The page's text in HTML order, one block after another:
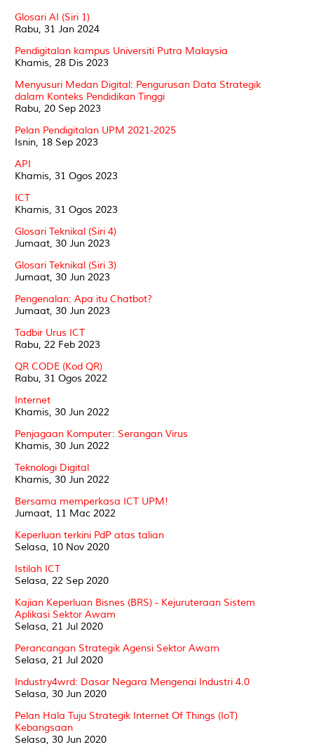
Glosari AI (Siri 1)
Rabu, 31 Jan 2024
Pendigitalan kampus Universiti Putra Malaysia
Khamis, 28 Dis 2023
Menyusuri Medan Digital: Pengurusan Data Strategik
dalam Konteks Pendidikan Tinggi
Rabu, 20 Sep 2023
Pelan Pendigitalan UPM 2021-2025
Isnin, 18 Sep 2023
API
Khamis, 31 Ogos 2023
ICT
Khamis, 31 Ogos 2023
Glosari Teknikal (Siri 4)
Jumaat, 30 Jun 2023
Glosari Teknikal (Siri 3)
Jumaat, 30 Jun 2023
Pengenalan: Apa itu Chatbot?
Jumaat, 30 Jun 2023
Tadbir Urus ICT
Rabu, 22 Feb 2023
QR CODE (Kod QR)
Rabu, 31 Ogos 2022
Internet
Khamis, 30 Jun 2022
Penjagaan Komputer: Serangan Virus
Khamis, 30 Jun 2022
Teknologi Digital
Khamis, 30 Jun 2022
Bersama memperkasa ICT UPM!
Jumaat, 11 Mac 2022
Keperluan terkini PdP atas talian
Selasa, 10 Nov 2020
Istilah ICT
Selasa, 22 Sep 2020
Kajian Keperluan Bisnes (BRS) - Kejuruteraan Sistem
Aplikasi Sektor Awam
Selasa, 21 Jul 2020
Perancangan Strategik Agensi Sektor Awam
Selasa, 21 Jul 2020
Industry4wrd: Dasar Negara Mengenai Industri 4.0
Selasa, 30 Jun 2020
Pelan Hala Tuju Strategik Internet Of Things (IoT)
Kebangsaan
Selasa, 30 Jun 2020